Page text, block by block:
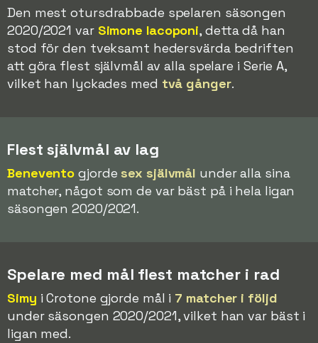
Den mest otursdrabbade spelaren säsongen
2020/2021 var Simone Iacoponi, detta då han
stod för den tveksamt hedersvärda bedriften
att göra flest självmål av alla spelare i Serie A,
vilket han lyckades med två gånger.
Flest självmål av lag
Benevento gjorde sex självmål under alla sina
matcher, något som de var bäst på i hela ligan
säsongen 2020/2021.
Spelare med mål flest matcher i rad
Simy i Crotone gjorde mål i 7 matcher i följd
under säsongen 2020/2021, vilket han var bäst i
ligan med.